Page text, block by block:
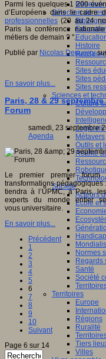
Sélection de
Histoire
Sites
Sites
Sites
Sciences et
Culture
Logiciels
Métavers
Outils et
Réalité
Société
Acteurs
Ecole et
Handicap
Normes
Regards
Santé
Société
Territoires
Europe
Régions
Ruralité
Tiers
Villes
Parmi les quelques 1 200
d’Européens dans le cadre
professionnelles (20 au 24
Paris la conférence
métiers de demain ? ".
Publié par Nicolas Deguerry
En savoir plus...
Paris, 28 & 29
Forum
samedi, 23 septembre
Agenda
Le premier premier forum
transformations
tiendra à l’UPMC, à Paris,
experts du monde entier
vous universitaire.
En savoir plus...
Précédent
1
2
3
4
5
6
7
8
9
10
Suivant
Page 6 sur 14